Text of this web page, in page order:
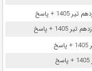
+ پاسخ